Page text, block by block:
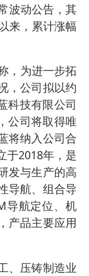
波动公告，其
来，累计涨幅
，为进一步拓
，公司拟以约
科技有限公司
公司将取得唯
将纳入公司合
于2018年，是
发与生产的高
导航、组合导
导航定位、机
产品主要应用
、压铸制造业